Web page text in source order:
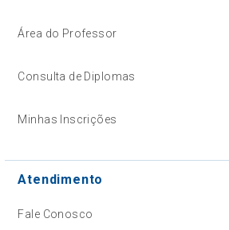
Área do Professor
Consulta de Diplomas
Minhas Inscrições
Atendimento
Fale Conosco